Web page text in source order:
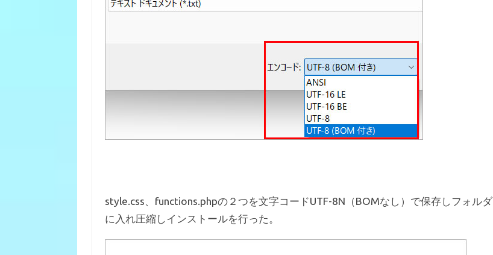
style.css、functions.phpの２つを文字コードUTF-8N（BOMなし）で保存しフォルダ
に入れ圧縮しインストールを行った。